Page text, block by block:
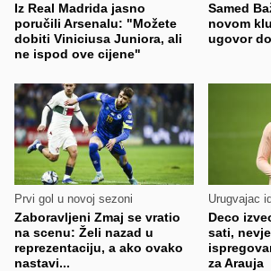
Iz Real Madrida jasno
poručili Arsenalu: "Možete
dobiti Viniciusa Juniora, ali
ne ispod ove cijene"
Samed
novom
ugovor
Prvi gol u novoj sezoni
Zaboravljeni Zmaj se vratio
na scenu: Želi nazad u
reprezentaciju, a ako ovako
nastavi...
Urugvajac
Deco
sati,
za Arauja